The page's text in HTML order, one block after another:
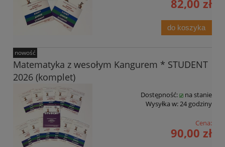
82,00 zł
do koszyka
Matematyka z wesołym Kangurem * STUDENT
2026 (komplet)
Dostępność:
na stanie
Wysyłka w:24 godziny
Cena:
90,00 zł
nowość